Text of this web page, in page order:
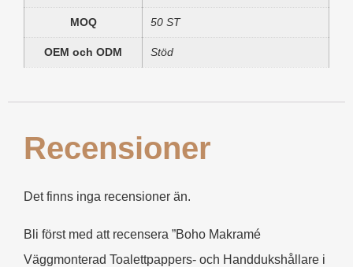
MOQ 50 ST
OEM och ODM Stöd
Recensioner
Det finns inga recensioner än.
Bli först med att recensera ”Boho Makramé
Väggmonterad Toalettpappers- och Handdukshållare i